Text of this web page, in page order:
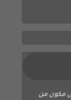
مكون من